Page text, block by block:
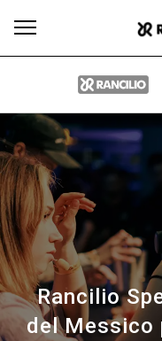
Rancilio
del Messico
Tutti Prodotti
Brand